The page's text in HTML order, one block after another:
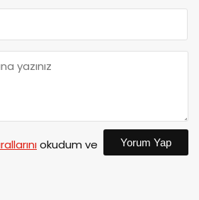
okudum ve
Yorum Yap